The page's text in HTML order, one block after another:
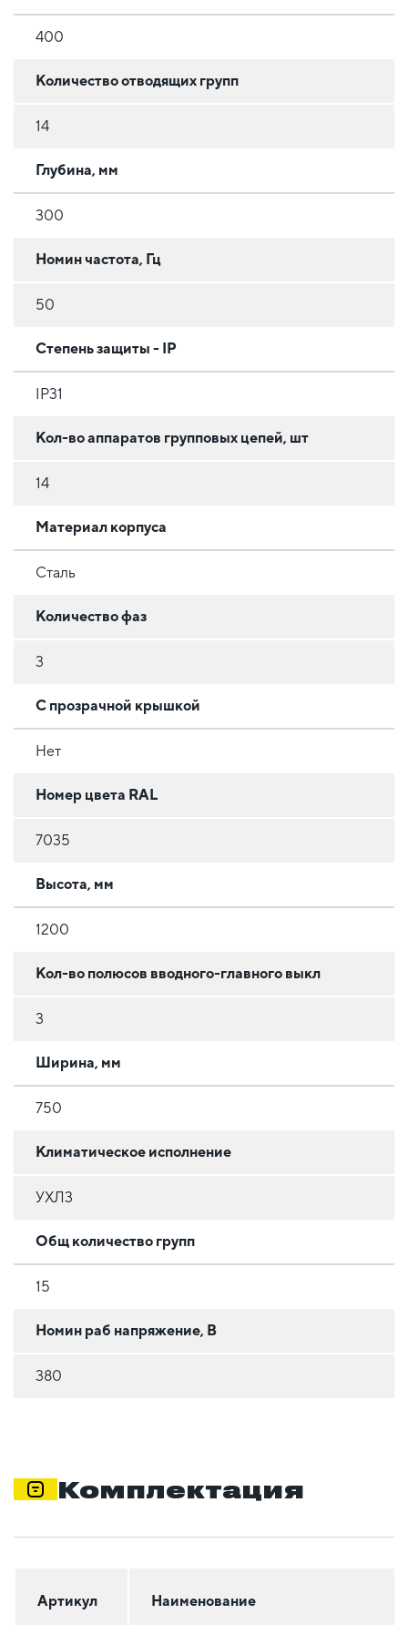
400
Количество отводящих групп
14
Глубина, мм
300
Номин частота, Гц
50
Степень защиты - IP
IP31
Кол-во аппаратов групповых цепей, шт
14
Материал корпуса
Сталь
Количество фаз
3
С прозрачной крышкой
Нет
Номер цвета RAL
7035
Высота, мм
1200
Кол-во полюсов вводного-главного выкл
3
Ширина, мм
750
Климатическое исполнение
УХЛ3
Общ количество групп
15
Номин раб напряжение, В
380
Комплектация
Артикул Наименование